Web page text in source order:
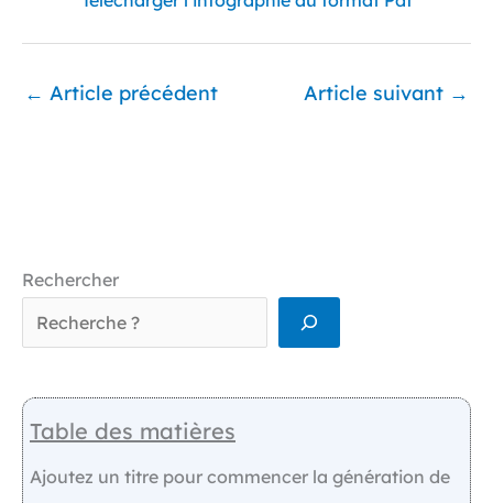
← Article précédent Article suivant →
Rechercher
Table des matières
Ajoutez un titre pour commencer la génération de